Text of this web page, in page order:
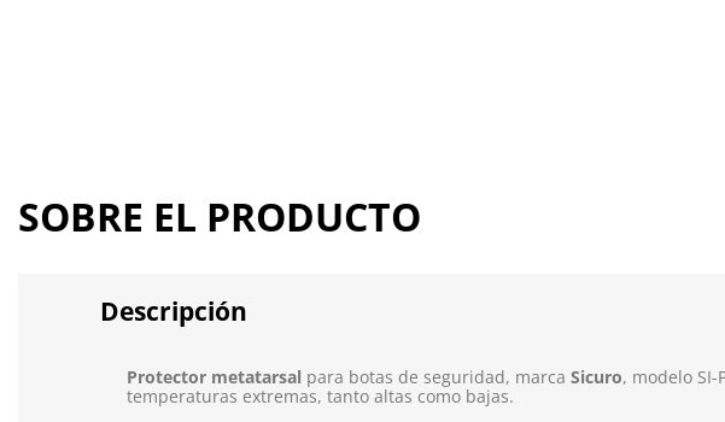
SOBRE EL PRODUCTO
Descripción
Protector metatarsal para botas de seguridad, marca Sicuro, modelo
temperaturas extremas, tanto altas como bajas.